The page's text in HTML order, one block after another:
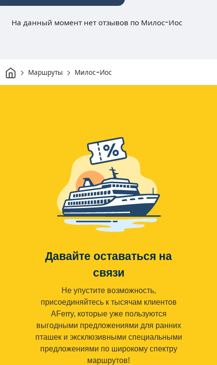
На данный момент нет отзывов по Милос-Иос
ДомМаршруты Милос-Иос
Давайте оставаться на
связи
Не упустите возможность,
присоединяйтесь к тысячам клиентов
AFerry, которые уже пользуются
выгодными предложениями для ранних
пташек и эксклюзивными специальными
предложениями по широкому спектру
маршрутов!